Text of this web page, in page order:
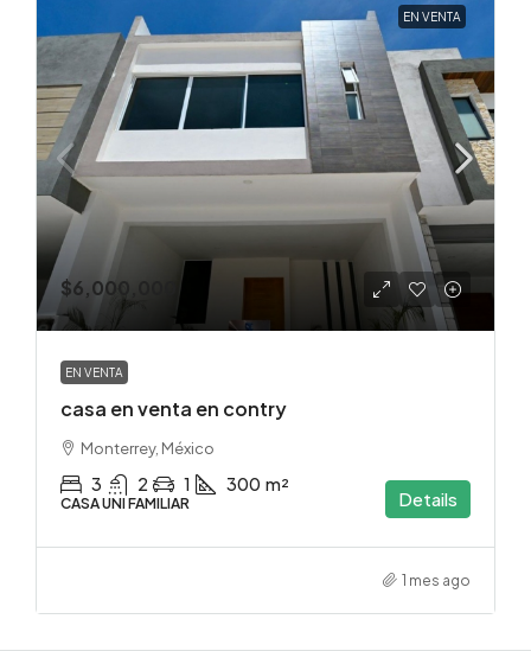
EN VENTA
$6,000,000
EN VENTA
casa en venta en contry
Monterrey, México
3 2 1 300 m²
CASA UNI FAMILIAR Details
1 mes ago